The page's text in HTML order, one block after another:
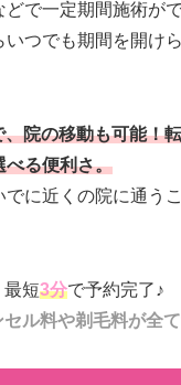
で一定期間施術が
いつでも期間を開け
院の移動も可能！
べる便利さ。
でに近くの院に通う
最短3分で予約完了♪
セル料や剃毛料が全